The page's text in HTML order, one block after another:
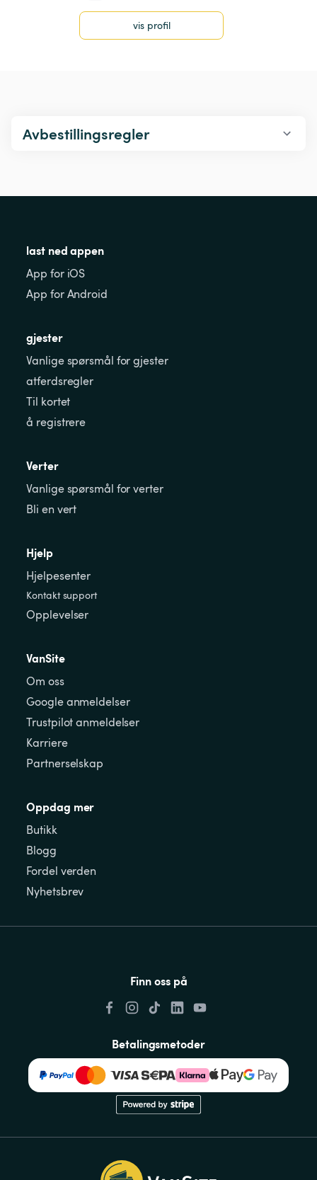
vis profil
Avbestillingsregler
last ned appen
App for iOS
App for Android
gjester
Vanlige spørsmål for gjester
atferdsregler
Til kortet
å registrere
Verter
Vanlige spørsmål for verter
Bli en vert
Hjelp
Hjelpesenter
Kontakt support
Opplevelser
VanSite
Om oss
Google anmeldelser
Trustpilot anmeldelser
Karriere
Partnerselskap
Oppdag mer
Butikk
Blogg
Fordel verden
Nyhetsbrev
Finn oss på
Betalingsmetoder